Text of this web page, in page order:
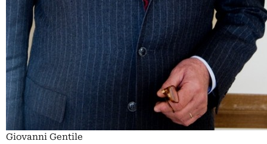
Giovanni Gentile